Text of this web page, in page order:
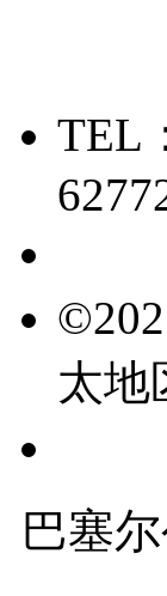
TEL
太地
巴塞